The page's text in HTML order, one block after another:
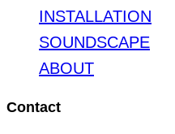
INSTALLATION
SOUNDSCAPE
ABOUT
Contact